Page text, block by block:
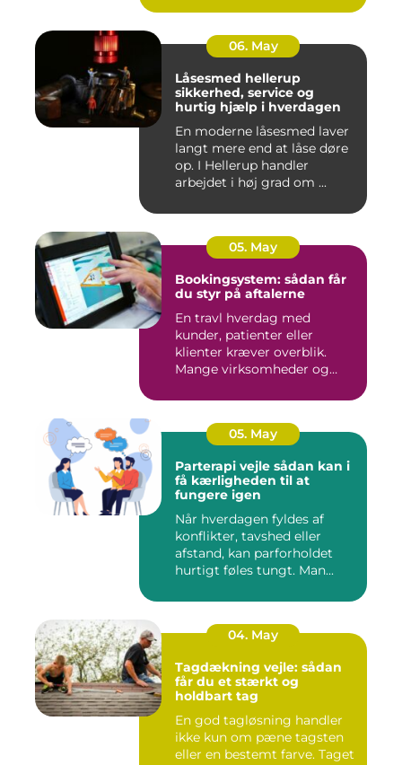
06. May
Låsesmed hellerup
sikkerhed, service og
hurtig hjælp i hverdagen
En moderne låsesmed laver
langt mere end at låse døre
op. I Hellerup handler
arbejdet i høj grad om ...
05. May
Bookingsystem: sådan får
du styr på aftalerne
En travl hverdag med
kunder, patienter eller
klienter kræver overblik.
Mange virksomheder og
05. May
Parterapi vejle sådan kan i
få kærligheden til at
fungere igen
Når hverdagen fyldes af
konflikter, tavshed eller
afstand, kan parforholdet
hurtigt føles tungt. Man...
04. May
Tagdækning vejle: sådan
får du et stærkt og
holdbart tag
En god tagløsning handler
ikke kun om pæne tagsten
eller en bestemt farve. Taget